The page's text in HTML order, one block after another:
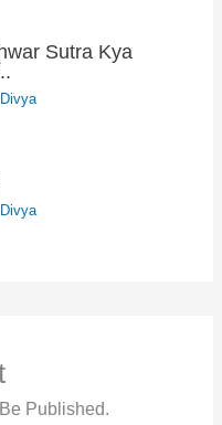
Sutra Kya
Divya
Divya
Published.